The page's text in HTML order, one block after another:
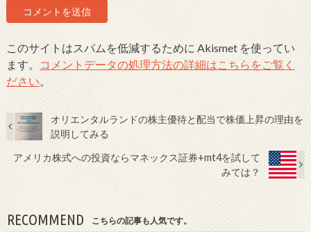
このサイトはスパムを低減するために Akismet を使ってい
ます。
コメントデータの処理方法の詳細はこちらをご覧く
ださい。
オリエンタルランドの株主優待と配当で株価上昇の理由を
説明してみる
アメリカ株式への投資ならマネックス証券+mt4を試して
みては？
RECOMMEND こちらの記事も人気です。